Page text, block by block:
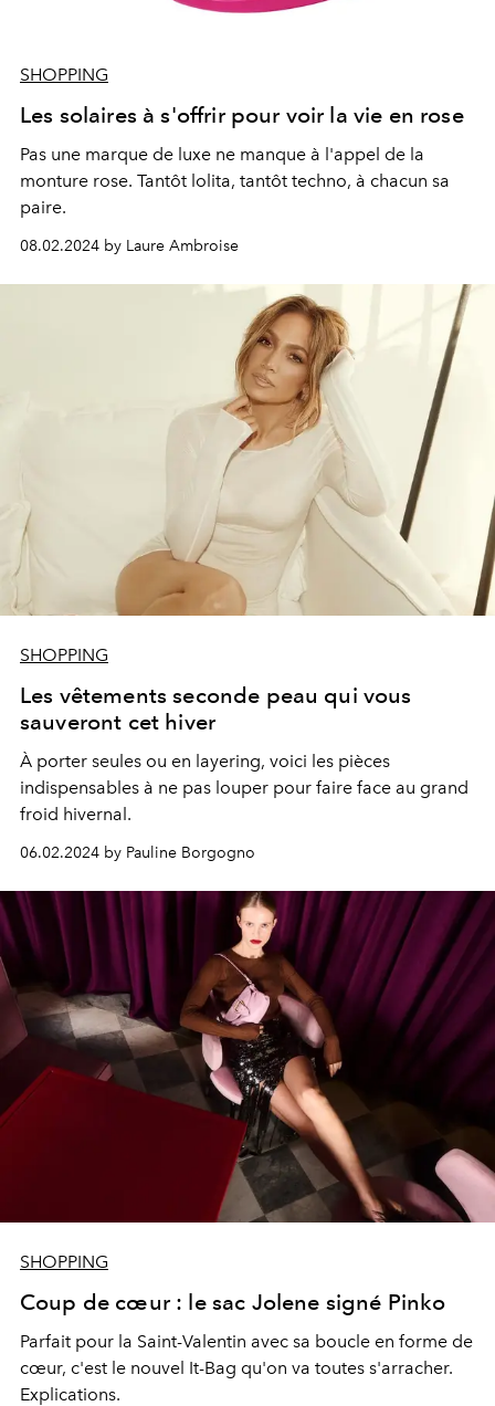
SHOPPING
Les solaires à s'offrir pour voir la vie en rose
Pas une marque de luxe ne manque à l'appel de la
monture rose. Tantôt lolita, tantôt techno, à chacun sa
paire.
08.02.2024 by Laure Ambroise
SHOPPING
Les vêtements seconde peau qui vous
sauveront cet hiver
À porter seules ou en layering, voici les pièces
indispensables à ne pas louper pour faire face au grand
froid hivernal.
06.02.2024 by Pauline Borgogno
SHOPPING
Coup de cœur : le sac Jolene signé Pinko
Parfait pour la Saint-Valentin avec sa boucle en forme de
cœur, c'est le nouvel It-Bag qu'on va toutes s'arracher.
Explications.